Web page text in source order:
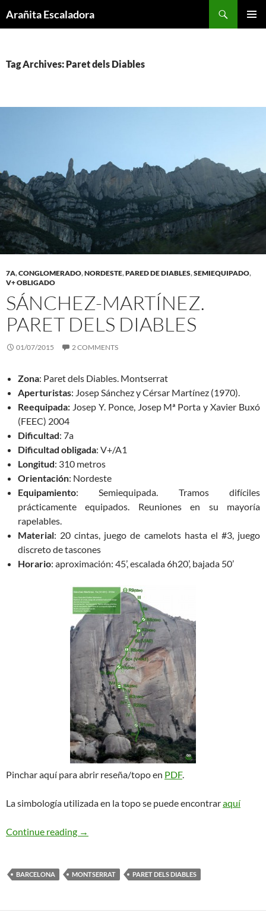
toArañita Escaladora
Tag Archives: Paret dels Diables
7A,CONGLOMERADO,NORDESTE,PARED DE DIABLES,SEMIEQUIPADO,
V+ OBLIGADO
SÁNCHEZ-MARTÍNEZ.
PARET DELS DIABLES
01/07/2015 2 COMMENTS
Zona: Paret dels Diables. Montserrat
Aperturistas: Josep Sánchez y Cérsar Martínez (1970).
Reequipada: Josep Y. Ponce, Josep Mª Porta y Xavier Buxó
(FEEC) 2004
Dificultad: 7a
Dificultad obligada: V+/A1
Longitud: 310 metros
Orientación: Nordeste
Equipamiento: Semiequipada. Tramos difíciles
prácticamente equipados. Reuniones en su mayoría
rapelables.
Material: 20 cintas, juego de camelots hasta el #3, juego
discreto de tascones
Horario: aproximación: 45’, escalada 6h20’, bajada 50’
Pinchar aquí para abrir reseña/topo en PDF.
La simbología utilizada en la topo se puede encontraraquí
Continue reading Sánchez-Martínez. Paret dels Diables
→
BARCELONA MONTSERRAT PARET DELS DIABLES